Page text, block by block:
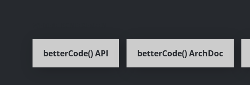
betterCode() API betterCode() ArchDoc